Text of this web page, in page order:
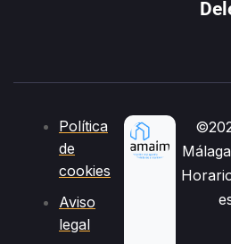
Política
de
cookies
Aviso
legal